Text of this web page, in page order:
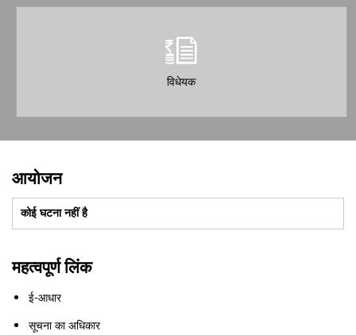
विधेयक
आयोजन
कोई घटना नहीं है
महत्वपूर्ण लिंक
ई-आधार
सूचना का अधिकार